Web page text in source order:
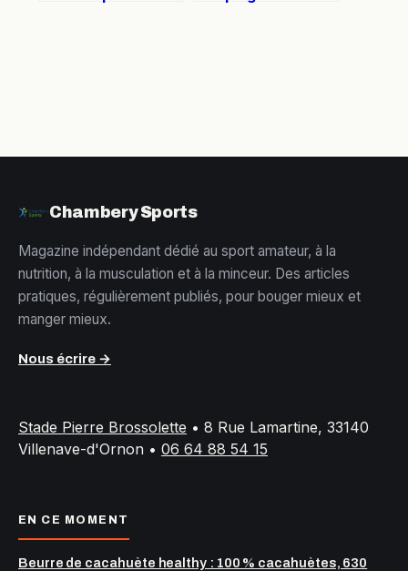
Chambery Sports
Magazine indépendant dédié au sport amateur, à la
nutrition, à la musculation et à la minceur. Des articles
pratiques, régulièrement publiés, pour bouger mieux et
manger mieux.
Nous écrire →
Stade Pierre Brossolette • 8 Rue Lamartine, 33140
Villenave-d'Ornon • 06 64 88 54 15
EN CE MOMENT
Beurre de cacahuète healthy : 100 % cacahuètes, 630